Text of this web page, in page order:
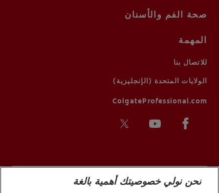
صحة الفم والأسنان
المهمة
للاتصال بنا
الولايات المتحدة (الإنجليزية)
ColgateProfessional.com
نحن نولي خصوصيتك أهمية بالغة